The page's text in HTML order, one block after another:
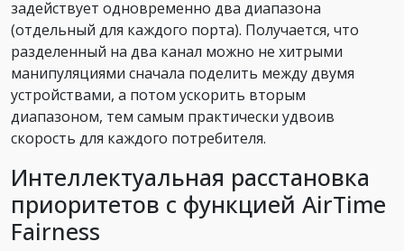
задействует одновременно два диапазона
(отдельный для каждого порта). Получается, что
разделенный на два канал можно не хитрыми
манипуляциями сначала поделить между двумя
устройствами, а потом ускорить вторым
диапазоном, тем самым практически удвоив
скорость для каждого потребителя.
Интеллектуальная расстановка
приоритетов с функцией AirTime
Fairness